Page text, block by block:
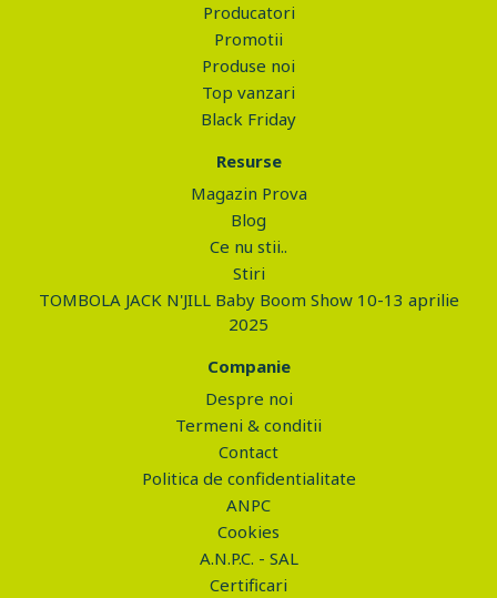
Producatori
Promotii
Produse noi
Top vanzari
Black Friday
Resurse
Magazin Prova
Blog
Ce nu stii..
Stiri
TOMBOLA JACK N'JILL Baby Boom Show 10-13 aprilie
2025
Companie
Despre noi
Termeni & conditii
Contact
Politica de confidentialitate
ANPC
Cookies
A.N.P.C. - SAL
Certificari